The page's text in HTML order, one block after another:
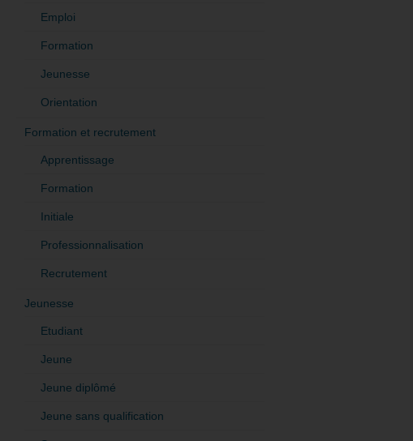
Emploi
Formation
Jeunesse
Orientation
Formation et recrutement
Apprentissage
Formation
Initiale
Professionnalisation
Recrutement
Jeunesse
Etudiant
Jeune
Jeune diplômé
Jeune sans qualification